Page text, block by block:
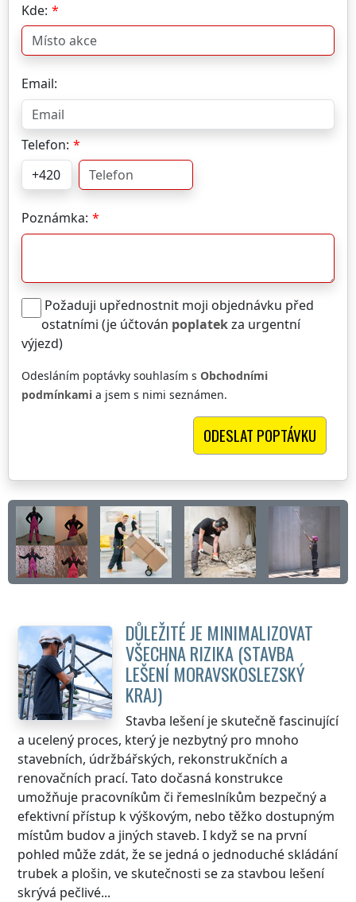
Kde:
Email:
Telefon:
Poznámka:
Požaduji upřednostnit moji objednávku před
ostatními (je účtován poplatekza urgentní
výjezd)
Odesláním poptávky souhlasím s Obchodními
podmínkami a jsem s nimi seznámen.
DŮLEŽITÉ JE MINIMALIZOVAT
VŠECHNA RIZIKA (STAVBA
LEŠENÍ MORAVSKOSLEZSKÝ
KRAJ)
Stavba lešení je skutečně fascinující
a ucelený proces, který je nezbytný pro mnoho
stavebních, údržbářských, rekonstrukčních a
renovačních prací. Tato dočasná konstrukce
umožňuje pracovníkům či řemeslníkům bezpečný a
efektivní přístup k výškovým, nebo těžko dostupným
místům budov a jiných staveb. I když se na první
pohled může zdát, že se jedná o jednoduché skládání
trubek a plošin, ve skutečnosti se za stavbou lešení
skrývá pečlivé...